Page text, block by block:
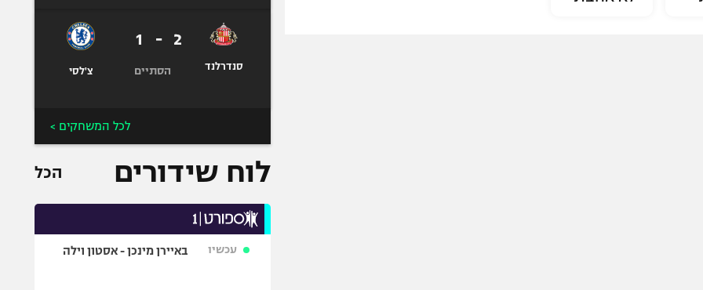
סנדרלנד
2
-
1
הסתיים צ'לסי
לכל המשחקים >
לוח שידורים הכל
עכשיו באיירן מינכן - אסטון וילה